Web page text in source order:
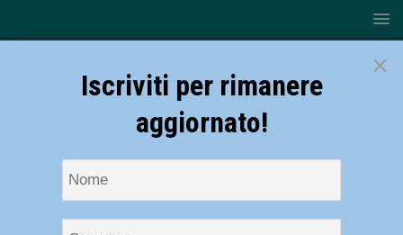
×
Iscriviti per rimanere
aggiornato!